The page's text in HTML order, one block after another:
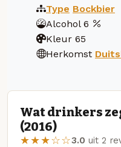
Type Bockbier
Alcohol 6
Kleur 65
Herkomst
Wat drinkers
(2016)
★★★☆☆3.0 uit 2